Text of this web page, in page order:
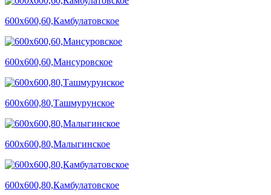
600х600,60,Камбулатовское
600х600,60,Мансуровское
600х600,80,Ташмурунское
600х600,80,Малыгинское
600х600,80,Камбулатовское